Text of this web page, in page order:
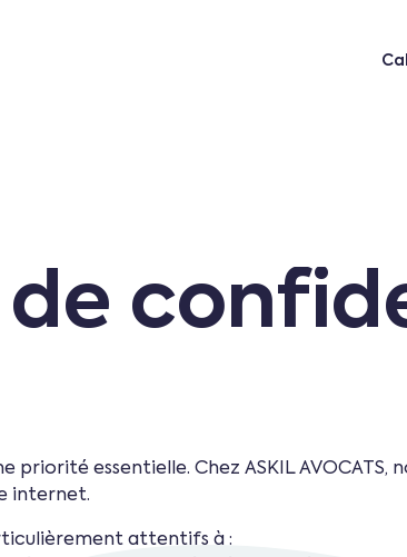
de
essentielle. Chez ASKIL AVOCATS,
internet.
attentifs à :